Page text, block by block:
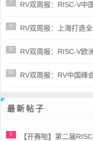
7 RV双周报：RISC-V中
8 RV双周报：上海打造
9 RV双周报：RISC-V欧
10 RV双周报：RV中国峰
最新帖子
1 【开赛啦】第二届